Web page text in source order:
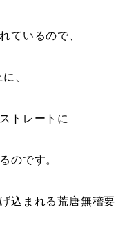
ているので、
、
トレートに
のです。
込まれる荒唐無稽要